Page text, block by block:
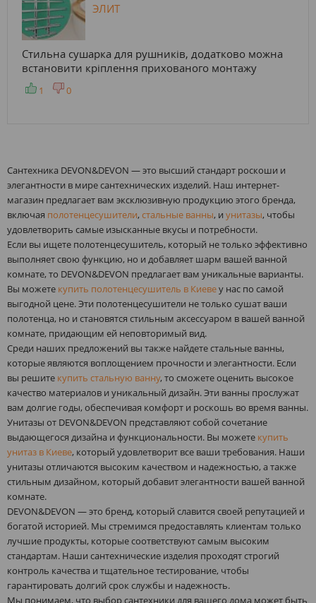
ЭЛИТ
Стильна сушарка для рушників, додатково можна
встановити кріплення прихованого монтажу
1 0
Сантехника DEVON&DEVON — это высший стандарт роскоши и
элегантности в мире сантехнических изделий. Наш интернет-
магазин предлагает вам эксклюзивную продукцию этого бренда,
включая полотенцесушители, стальные ванны, и унитазы, чтобы
удовлетворить самые изысканные вкусы и потребности.
Если вы ищете полотенцесушитель, который не только эффективно
выполняет свою функцию, но и добавляет шарм вашей ванной
комнате, то DEVON&DEVON предлагает вам уникальные варианты.
Вы можете купить полотенцесушитель в Киевеу нас по самой
выгодной цене. Эти полотенцесушители не только сушат ваши
полотенца, но и становятся стильным аксессуаром в вашей ванной
комнате, придающим ей неповторимый вид.
Среди наших предложений вы также найдете стальные ванны,
которые являются воплощением прочности и элегантности. Если
вы решите купить стальную ванну, то сможете оценить высокое
качество материалов и уникальный дизайн. Эти ванны прослужат
вам долгие годы, обеспечивая комфорт и роскошь во время ванны.
Унитазы от DEVON&DEVON представляют собой сочетание
выдающегося дизайна и функциональности. Вы можете купить
унитаз в Киеве, который удовлетворит все ваши требования. Наши
унитазы отличаются высоким качеством и надежностью, а также
стильным дизайном, который добавит элегантности вашей ванной
комнате.
DEVON&DEVON — это бренд, который славится своей репутацией и
богатой историей. Мы стремимся предоставлять клиентам только
лучшие продукты, которые соответствуют самым высоким
стандартам. Наши сантехнические изделия проходят строгий
контроль качества и тщательное тестирование, чтобы
гарантировать долгий срок службы и надежность.
Мы понимаем, что выбор сантехники для вашего дома может быть